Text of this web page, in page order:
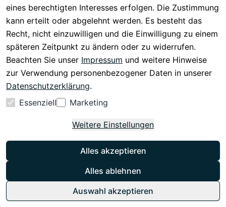
Retro-Plattenspieler mit Bluetooth-Sender &
Empfänger, USB-Aufnahme, SD-Slot und
Lautsprecher – Vinyl hören, streamen & digitalisieren
in einem Gerät.
ab 68,77 €*
149,00 €
Optionen anzeigen
DENVER
DENVER WRD-60 – Robustes
IP54
Robustes Baustellenradio mit DAB+/FM, Bluetooth,
100 W Leistung, spritzwassergeschützt (IP54) und 5
Stunden Akkulaufzeit. Ideal für harte Einsätze.
53,90 €*
99,95 €
eines berechtigten Interesses erfolgen. Die Zustimmung
kann erteilt oder abgelehnt werden. Es besteht das
Recht, nicht einzuwilligen und die Einwilligung zu einem
späteren Zeitpunkt zu ändern oder zu widerrufen.
Beachten Sie unser Impressum und weitere Hinweise
zur Verwendung personenbezogener Daten in unserer
Datenschutzerklärung.
Essenziell
Marketing
Weitere Einstellungen
Alles akzeptieren
Alles ablehnen
Auswahl akzeptieren